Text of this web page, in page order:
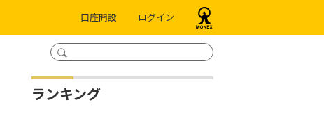
口座開設 ログイン
ランキング